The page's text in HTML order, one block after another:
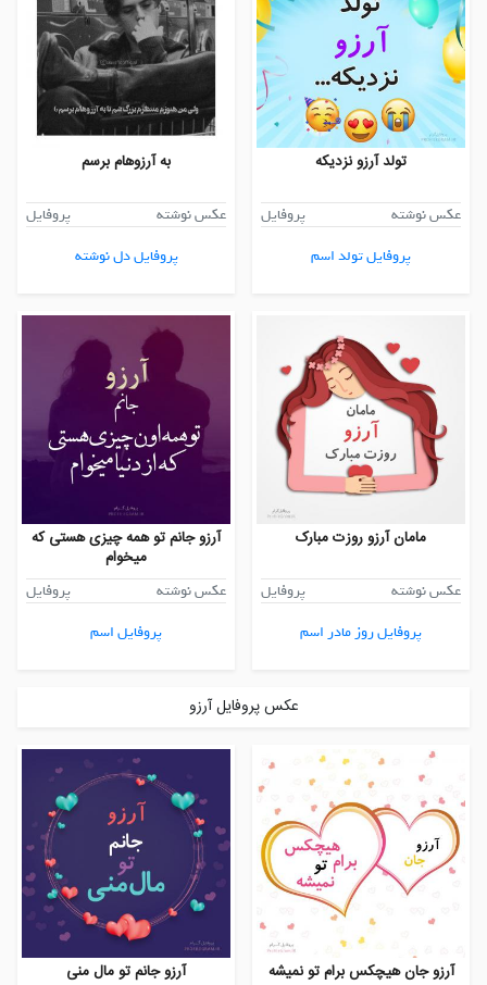
تولد آرزو نزدیکه
عکس نوشته
پروفایل
پروفایل تولد اسم
به آرزوهام برسم
عکس نوشته
پروفایل
پروفایل دل نوشته
مامان آرزو روزت مبارک
عکس نوشته
پروفایل
پروفایل روز مادر اسم
آرزو جانم تو همه چیزی هستی که
میخوام
عکس نوشته
پروفایل
پروفایل اسم
عکس پروفایل آرزو
آرزو جان هیچکس برام تو نمیشه آرزو جانم تو مال منی